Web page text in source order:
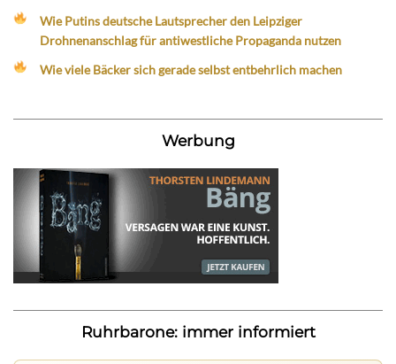
Wie Putins deutsche Lautsprecher den Leipziger
Drohnenanschlag für antiwestliche Propaganda nutzen
Wie viele Bäcker sich gerade selbst entbehrlich machen
Werbung
Ruhrbarone: immer informiert